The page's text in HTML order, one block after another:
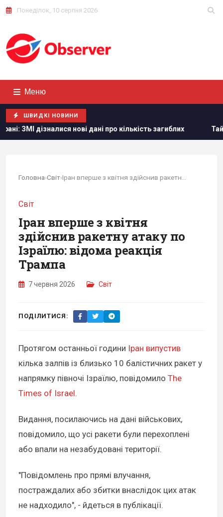
Понеділок, 10 серпня 2026
Меню
ШВИДКІ НОВИНИ
нові дані про кількість загиблих Тайвань показав
Головна›Світ›
Світ
Іран вперше з квітня
здійснив ракетну атаку по
Ізраїлю: відома реакція
Трампа
7 червня 2026 Світ
ПОДІЛИТИСЯ:
Протягом останньої години Іран випустив
кілька залпів із близько 10 балістичних ракет у
напрямку півночі Ізраїлю, повідомило The
Times of Israel.
Видання, посилаючись на дані військових,
повідомило, що усі ракети були перехоплені
або впали на незабудовані території.
"Повідомлень про прямі влучання,
постраждалих або збитки внаслідок цих атак
не надходило", - йдеться в публікації.